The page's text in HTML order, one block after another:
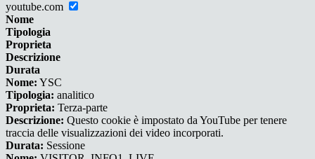
youtube.com
Nome
Tipologia
Proprieta
Descrizione
Durata
Nome: YSC
Tipologia: analitico
Proprieta: Terza-parte
Descrizione: Questo cookie è impostato da YouTube per tenere
traccia delle visualizzazioni dei video incorporati.
Durata: Sessione